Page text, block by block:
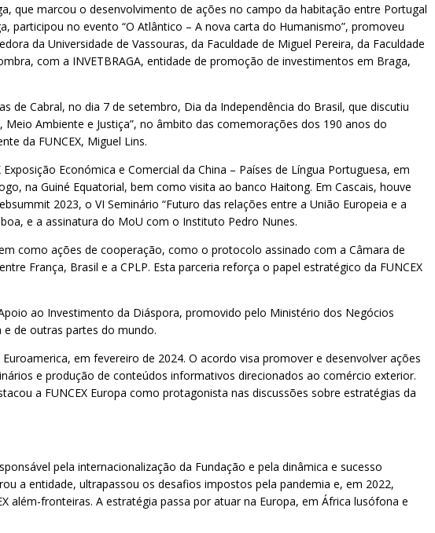
que marcou o desenvolvimento de ações no campo da habitação entre Portugal
participou no evento “O Atlântico – A nova carta do Humanismo”, promoveu
da Universidade de Vassouras, da Faculdade de Miguel Pereira, da Faculdade
com a INVETBRAGA, entidade de promoção de investimentos em Braga,
de Cabral, no dia 7 de setembro, Dia da Independência do Brasil, que discutiu
Ambiente e Justiça”, no âmbito das comemorações dos 190 anos do
da FUNCEX, Miguel Lins.
Económica e Comercial da China – Países de Língua Portuguesa, em
na Guiné Equatorial, bem como visita ao banco Haitong. Em Cascais, houve
2023, o VI Seminário “Futuro das relações entre a União Europeia e a
e a assinatura do MoU com o Instituto Pedro Nunes.
como ações de cooperação, como o protocolo assinado com a Câmara de
França, Brasil e a CPLP. Esta parceria reforça o papel estratégico da FUNCEX
ao Investimento da Diáspora, promovido pelo Ministério dos Negócios
e de outras partes do mundo.
em fevereiro de 2024. O acordo visa promover e desenvolver ações
e produção de conteúdos informativos direcionados ao comércio exterior.
a FUNCEX Europa como protagonista nas discussões sobre estratégias da
pela internacionalização da Fundação e pela dinâmica e sucesso
a entidade, ultrapassou os desafios impostos pela pandemia e, em 2022,
além-fronteiras. A estratégia passa por atuar na Europa, em África lusófona e